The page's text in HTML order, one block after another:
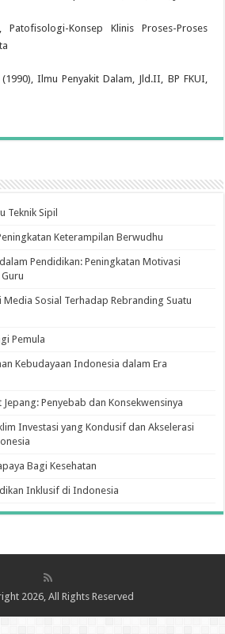
Konsep Klinis Proses-Proses
Ilmu Penyakit Dalam, Jld.II, BP FKUI,
Teknik Sipil
Keterampilan Berwudhu
Pendidikan: Peningkatan Motivasi
Media Sosial Terhadap Rebranding Suatu
Pemula
Kebudayaan Indonesia dalam Era
Penyebab dan Konsekwensinya
Investasi yang Kondusif dan Akselerasi
Bagi Kesehatan
Inklusif di Indonesia
2026, All Rights Reserved